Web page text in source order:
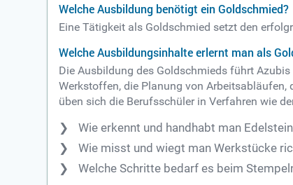
Welche Ausbildung benötigt ein Goldschmied?
Eine Tätigkeit als Goldschmied setzt den
Welche Ausbildungsinhalte erlernt man als
Die Ausbildung des Goldschmieds führt
Werkstoffen, die Planung von
üben sich die Berufsschüler in Verfahren wie
Wie erkennt und handhabt man
Wie misst und wiegt man Werkstücke
Welche Schritte bedarf es beim